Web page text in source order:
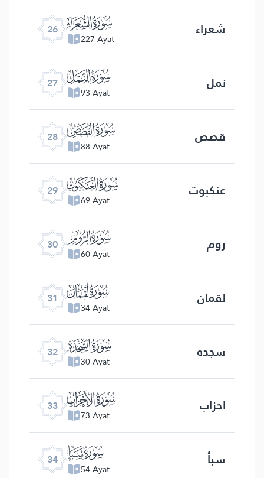
26 ﮦ
227 Ayat شعراء
27 ﮧ
93 Ayat نمل
28 ﮨ
88 Ayat قصص
29 ﮩ
69 Ayat عنکبوت
30 ﮪ
60 Ayat روم
31 ﮫ
34 Ayat لقمان
32 ﮬ
30 Ayat سجده
33 ﮭ
73 Ayat احزاب
34 ﮮ
54 Ayat سبأ